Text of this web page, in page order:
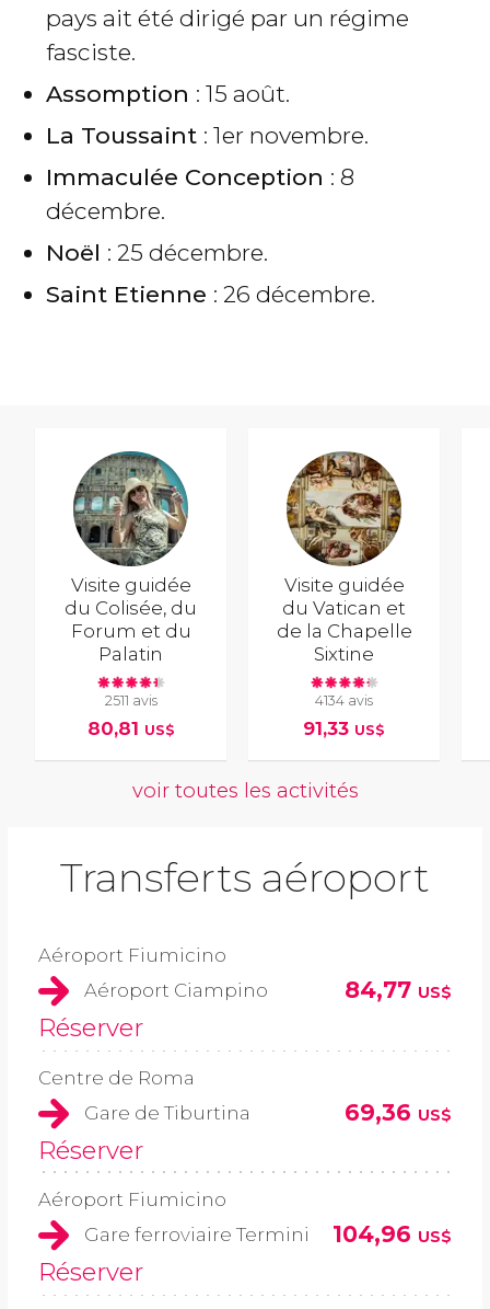
pays ait été dirigé par un régime
fasciste.
Assomption : 15 août.
La Toussaint : 1er novembre.
Immaculée Conception : 8
décembre.
Noël : 25 décembre.
Saint Etienne : 26 décembre.
Visite guidée
du Colisée, du
Forum et du
Palatin
2511 avis
80,81 US$
Visite guidée
du Vatican et
de la Chapelle
Sixtine
4134 avis
91,33 US$
voir toutes les activités
Transferts aéroport
Aéroport Fiumicino
Aéroport Ciampino
84,77 US$
Réserver
Centre de Roma
Gare de Tiburtina
69,36 US$
Réserver
Aéroport Fiumicino
Gare ferroviaire Termini
104,96 US$
Réserver